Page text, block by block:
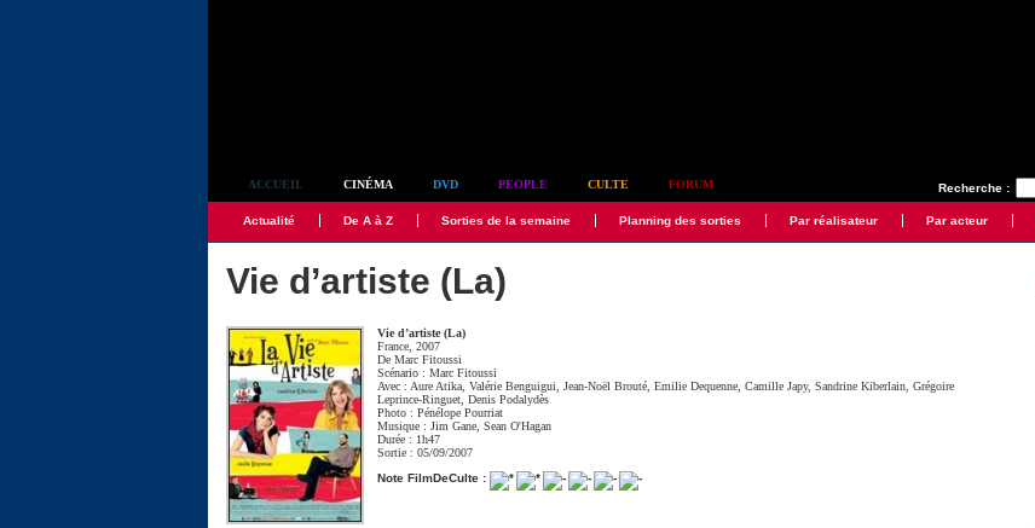
Recherche :
ACCUEIL CINÉMA DVD PEOPLE CULTE FORUM
Actualité De A à Z Sorties de la semaine Planning des sorties Par réalisateur Par acteur
Vie d’artiste (La)
Vie d’artiste (La)
France, 2007
DeMarc Fitoussi
Scénario :Marc Fitoussi
Avec : Aure Atika ,Valérie Benguigui ,Jean-Noël Brouté ,Emilie Dequenne ,Camille Japy,Sandrine Kiberlain ,Grégoire
Leprince-Ringuet ,Denis Podalydès
Photo :Pénélope Pourriat
Musique :Jim Gane ,Sean O'Hagan
Durée : 1h47
Sortie : 05/09/2007
Note FilmDeCulte :